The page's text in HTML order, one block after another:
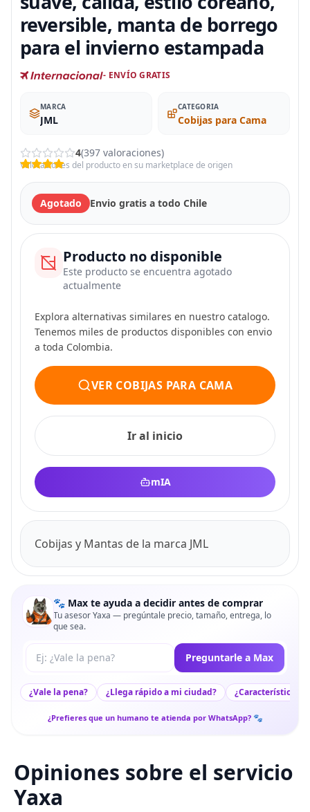
reversible, manta de borrego
para el invierno estampada
- ENVÍO GRATIS
MARCA
JML
CATEGORIA
Cobijas para Cama
4(397 valoraciones)
Valoraciones del producto en su marketplace de origen
Agotado Envio gratis a todo Chile
Producto no disponible
Este producto se encuentra agotado
actualmente
Explora alternativas similares en nuestro catalogo.
Tenemos miles de productos disponibles con envio
a toda Colombia.
VER COBIJAS PARA CAMA
Ir al inicio
mIA
Cobijas y Mantas de la marca JML
🐾 Max te ayuda a decidir antes de comprar
Tu asesor Yaxa — pregúntale precio, tamaño, entrega, lo
que sea.
Tu pregunta a Max Preguntarle a Max
¿Vale la pena? ¿Llega rápido a mi ciudad? ¿Características
¿Prefieres que un humano te atienda por WhatsApp? 🐾
Opiniones sobre el servicio
Yaxa